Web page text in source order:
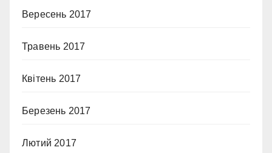
Вересень 2017
Травень 2017
Квітень 2017
Березень 2017
Лютий 2017